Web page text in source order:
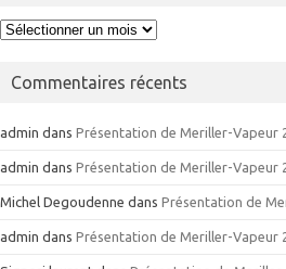
Archives
Commentaires récents
admin dans Présentation de Meriller-Vapeur
admin dans Présentation de Meriller-Vapeur
Michel Degoudenne dans Présentation de
admin dans Présentation de Meriller-Vapeur